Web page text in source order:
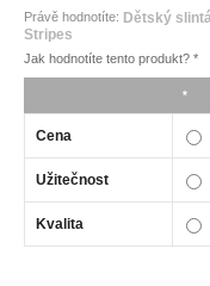
Právě hodnotíte: Dětský
Stripes
Jak hodnotíte tento produkt? *
*
Cena
Užitečnost
Kvalita